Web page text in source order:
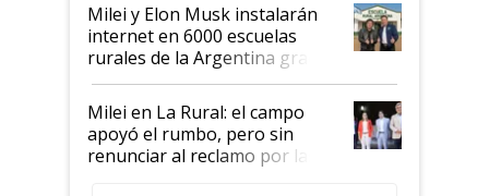
Milei y Elon Musk instalarán
internet en 6000 escuelas
rurales de la Argentina gracias
a un acuerdo con Starlink
Milei en La Rural: el campo
apoyó el rumbo, pero sin
renunciar al reclamo por las